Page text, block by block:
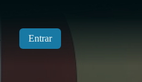
Entrar